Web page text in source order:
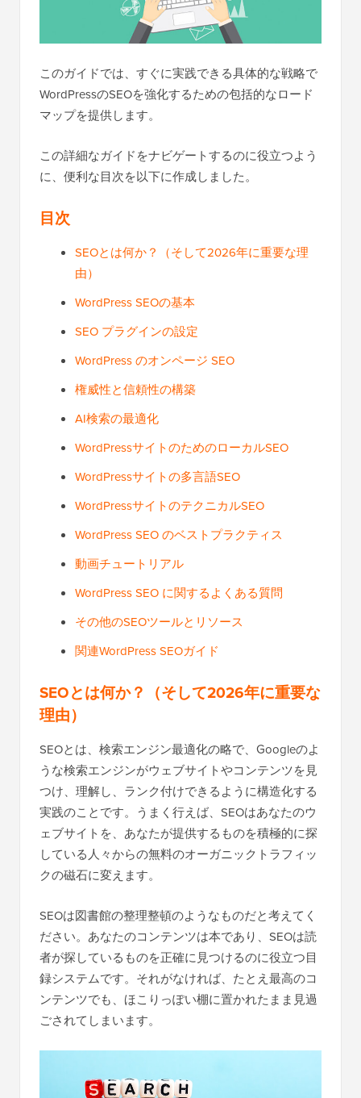
このガイドでは、すぐに実践できる具体的な戦略で
WordPressのSEOを強化するための包括的なロード
マップを提供します。
この詳細なガイドをナビゲートするのに役立つよう
に、便利な目次を以下に作成しました。
目次
SEOとは何か？（そして2026年に重要な理
由）
WordPress SEOの基本
SEO プラグインの設定
WordPress のオンページ SEO
権威性と信頼性の構築
AI検索の最適化
WordPressサイトのためのローカルSEO
WordPressサイトの多言語SEO
WordPressサイトのテクニカルSEO
WordPress SEO のベストプラクティス
動画チュートリアル
WordPress SEO に関するよくある質問
その他のSEOツールとリソース
関連WordPress SEOガイド
SEOとは何か？（そして2026年に重要な
理由）
SEOとは、検索エンジン最適化の略で、Googleのよ
うな検索エンジンがウェブサイトやコンテンツを見
つけ、理解し、ランク付けできるように構造化する
実践のことです。うまく行えば、SEOはあなたのウ
ェブサイトを、あなたが提供するものを積極的に探
している人々からの無料のオーガニックトラフィッ
クの磁石に変えます。
SEOは図書館の整理整頓のようなものだと考えてく
ださい。あなたのコンテンツは本であり、SEOは読
者が探しているものを正確に見つけるのに役立つ目
録システムです。それがなければ、たとえ最高のコ
ンテンツでも、ほこりっぽい棚に置かれたまま見過
ごされてしまいます。